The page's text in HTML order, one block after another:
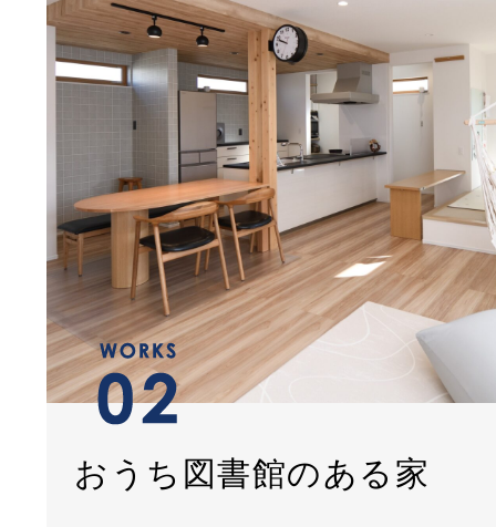
おうち図書館のある家